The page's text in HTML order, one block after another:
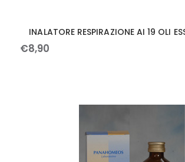
INALATORE RESPIRAZIONE AI 19 OLI
€8,90